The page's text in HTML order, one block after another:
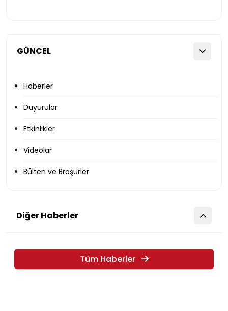
GÜNCEL
Haberler
Duyurular
Etkinlikler
Videolar
Bülten ve Broşürler
Diğer Haberler
Tüm Haberler